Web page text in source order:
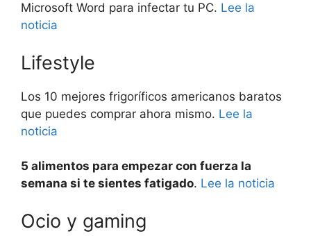
Microsoft Word para infectar tu PC. Lee la
noticia
Lifestyle
Los 10 mejores frigoríficos americanos baratos
que puedes comprar ahora mismo. Lee la
noticia
5 alimentos para empezar con fuerza la
semana si te sientes fatigado. Lee la noticia
Ocio y gaming